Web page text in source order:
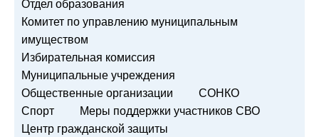
Комитет по управлению муниципальным
имуществом
Избирательная комиссия
Муниципальные учреждения
Общественные организации
СОНКО
Спорт
Меры поддержки участников СВО
Центр гражданской защиты